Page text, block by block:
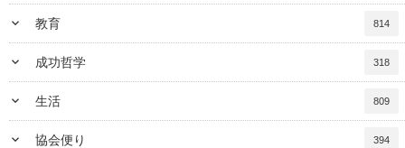
keyboard_arrow_down 教育 814
keyboard_arrow_down 成功哲学 318
keyboard_arrow_down 生活 809
keyboard_arrow_down 協会便り 394